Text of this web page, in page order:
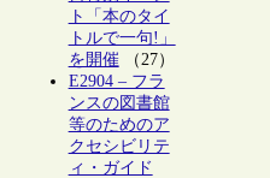
ト「本のタイ
トルで一句!」
を開催（27）
E2904 – フラ
ンスの図書館
等のためのア
クセシビリテ
ィ・ガイド